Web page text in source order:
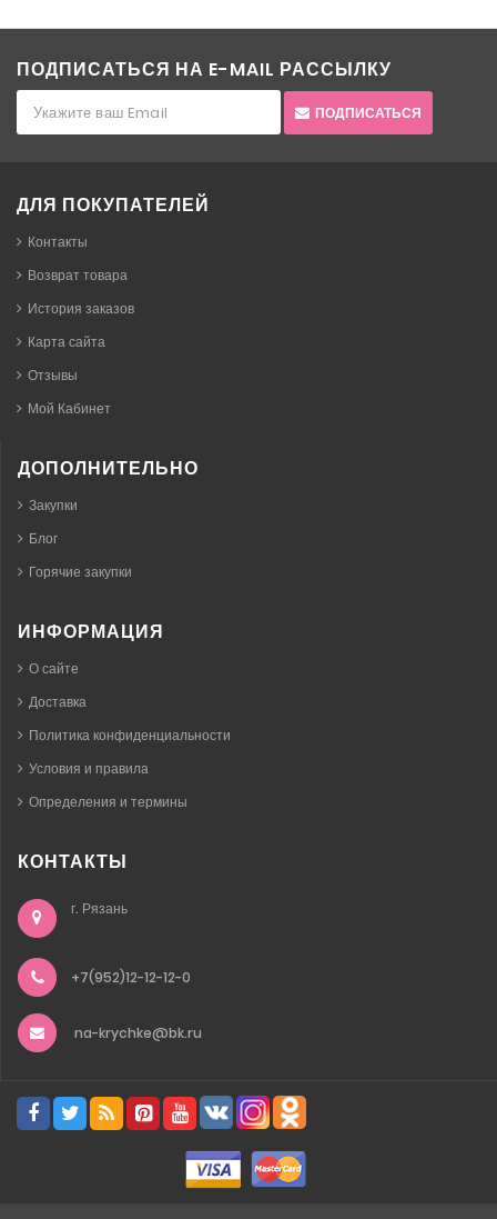
ПОДПИСАТЬСЯ НА E-MAIL РАССЫЛКУ
ПОДПИСАТЬСЯ
ДЛЯ ПОКУПАТЕЛЕЙ
Контакты
Возврат товара
История заказов
Карта сайта
Отзывы
Мой Кабинет
ДОПОЛНИТЕЛЬНО
Закупки
Блог
Горячие закупки
ИНФОРМАЦИЯ
О сайте
Доставка
Политика конфиденциальности
Условия и правила
Определения и термины
КОНТАКТЫ
г. Рязань
+7(952)12-12-12-0
na-krychke@bk.ru